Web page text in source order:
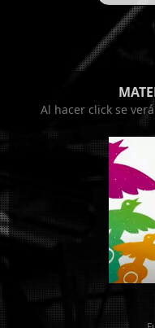
Al hacer click se